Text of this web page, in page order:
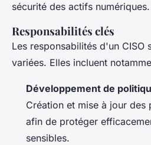
sécurité des actifs numériques.
Responsabilités clés
Les responsabilités d'un CISO
variées. Elles incluent
Développement de
Création et mise à jour des
afin de protéger
sensibles.